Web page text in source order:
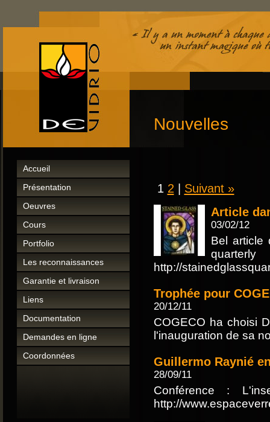
Nouvelles
1 2 | Suivant »
Article
03/02/12
Bel article
http://
Trophée pour
20/12/11
COGECO ha choisi
l'inauguration de sa
Guillermo Raynié
28/09/11
Conférence :
http://
Accueil
Présentation
Oeuvres
Cours
Portfolio
Les reconnaissances
Garantie et livraison
Liens
Documentation
Demandes en ligne
Coordonnées